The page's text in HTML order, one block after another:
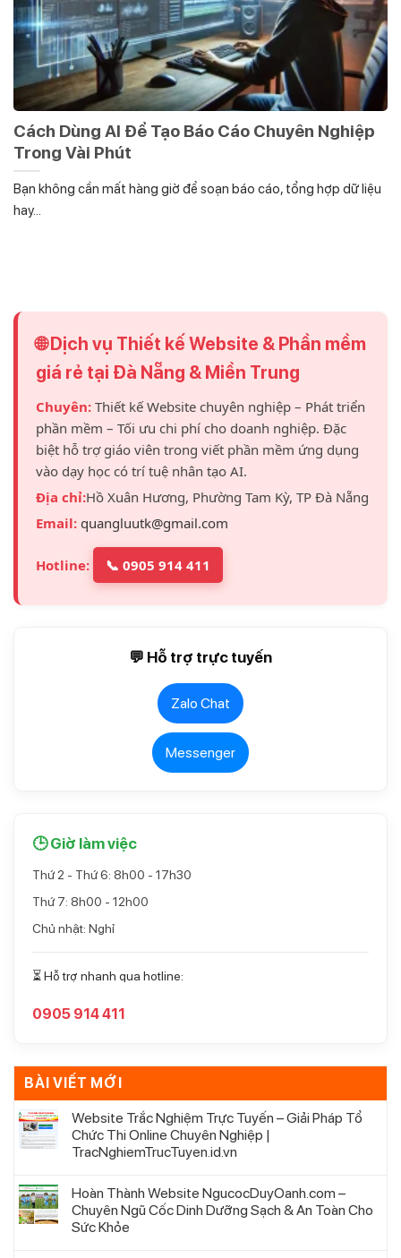
Cách Dùng AI Để Tạo Báo Cáo Chuyên Nghiệp
Trong Vài Phút
Bạn không cần mất hàng giờ để soạn báo cáo, tổng hợp dữ liệu
hay...
🌐 Dịch vụ Thiết kế Website & Phần mềm
giá rẻ tại Đà Nẵng & Miền Trung
Chuyên: Thiết kế Website chuyên nghiệp – Phát triển
phần mềm – Tối ưu chi phí cho doanh nghiệp. Đặc
biệt hỗ trợ giáo viên trong viết phần mềm ứng dụng
vào dạy học có trí tuệ nhân tạo AI.
Địa chỉ:Hồ Xuân Hương, Phường Tam Kỳ, TP Đà Nẵng
Email: quangluutk@gmail.com
Hotline: 📞 0905 914 411
💬 Hỗ trợ trực tuyến
Zalo Chat
Messenger
🕒 Giờ làm việc
Thứ 2 - Thứ 6: 8h00 - 17h30
Thứ 7: 8h00 - 12h00
Chủ nhật: Nghỉ
⏳ Hỗ trợ nhanh qua hotline:
0905 914 411
BÀI VIẾT MỚI
Website Trắc Nghiệm Trực Tuyến – Giải Pháp Tổ
Chức Thi Online Chuyên Nghiệp |
TracNghiemTrucTuyen.id.vn
Hoàn Thành Website NgucocDuyOanh.com –
Chuyên Ngũ Cốc Dinh Dưỡng Sạch & An Toàn Cho
Sức Khỏe